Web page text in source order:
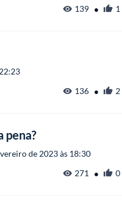
139 • 1
136 • 2
pena?
de 2023 às 18:30
271 • 0